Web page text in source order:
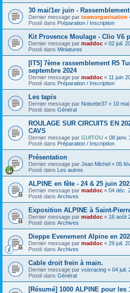
30 mai/1er juin -
Dernier message par teamorganisation
Posté dans Préparation / Inscription
Kit Provence Moulage - Clio V6
Dernier message par maddoc « 02 juil.
Posté dans Miniatures
[IT5] 7ème rassemblement R5
septembre 2024
Dernier message par maddoc « 11 juin
Posté dans Préparation / Inscription
Les tapis
Dernier message par Noisette37 « 10
Posté dans Général
ROULAGE SUR CIRCUITS EN
CAVS
Dernier message par GUITOU « 08 janv.
Posté dans Préparation / Inscription
Présentation
Dernier message par Jean Michel « 05
Posté dans Les autres
ALPINE en fête - 24 & 25 juin
Dernier message par maddoc « 04 déc.
Posté dans Archives
Exposition ALPINE à Saint-
Dernier message par maddoc « 16 août
Posté dans Archives
Dieppe Evenement Alpine en
Dernier message par maddoc « 29 juil.
Posté dans Archives
Cable droit frein à main.
Dernier message par vsixracing « 04 juil.
Posté dans Général
[Résumé] 1000 ALPINE pour les